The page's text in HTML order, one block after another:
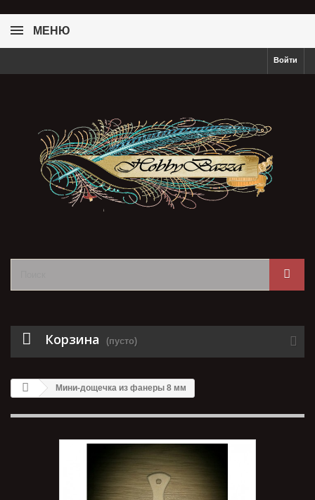
МЕНЮ
Войти
Корзина (пусто)
Мини-дощечка из фанеры 8 мм